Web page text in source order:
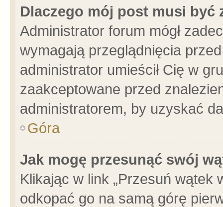
Dlaczego mój post musi być
Administrator forum mógł
wymagają przeglądnięcia
administrator umieścił Cię w
zaakceptowane przed
administratorem, by uzyskać
Góra
Jak mogę przesunąć swój
Klikając w link „Przesuń wątek
odkopać go na samą górę